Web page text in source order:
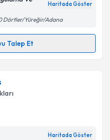
ilişkin
verilerimin belirtilen
kabul ediyorum.
Haritada Göster
Dörtler/Yüreğir/Adana
Talep Et
takvimi talebi
randevu almanız için bir
ile bilgilendireceğiz.
Haritada Göster